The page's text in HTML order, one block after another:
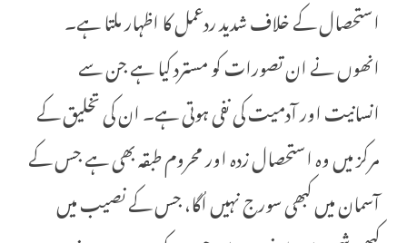
استحصال کے خلاف شدید ردعمل کا اظہار ملتا ہے۔
انھوں نے ان تصورات کو مسترد کیا ہے جن سے
انسانیت اور آدمیت کی نفی ہوتی ہے۔ ان کی تخلیق کے
مرکز میں وہ استحصال زدہ اور محروم طبقہ بھی ہے جس کے
آسمان میں کبھی سورج نہیں اُگا، جس کے نصیب میں